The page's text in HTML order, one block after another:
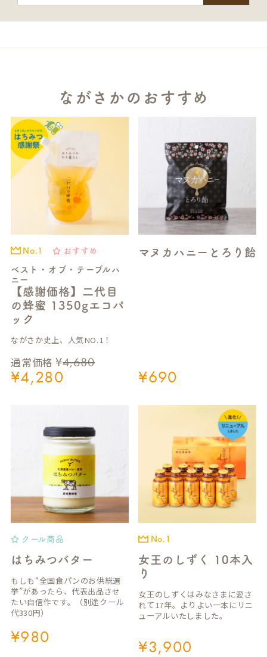
S
H
ながさかのおすすめ
ベスト・オブ・テーブルハ
ニー
【感謝価格】二代目
の蜂蜜 1350gエコパ
ック
No.1 おすすめ
通常価格 ¥4,680
¥4,280
ながさか史上、人気NO.1！
マヌカハニーとろり飴
¥690
はちみつバター
クール商品
¥980
もしも“全国食パンのお供総選
挙”があったら、代表出品させ
たい自信作です。（別途クール
代330円）
女王のしずく 10本入
り
No.1
¥3,900
女王のしずくはみなさまに愛さ
れて17年。よりよい一本にリニ
ューアルいたしました。